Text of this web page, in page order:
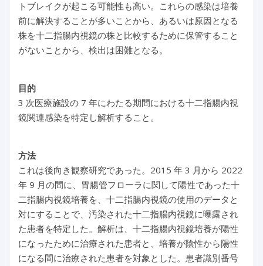
トブレイクが起こる可能性も高い。これらの感染は培養
前に解決することが多いことから、あるいは原因となる
株を十二指腸内視鏡の株と比較するために保管すること
がないことから、検出は困難となる。
目的
3 次医療施設の 7 年にわたる期間における十二指腸内視
鏡関連感染を特定し解析すること。
方法
これは後向き観察研究であった。2015 年 3 月から 2022
年 9 月の間に、胃腸管フローラに関して陽性であった十
二指腸内視鏡培養を、十二指腸内視鏡の使用のデータと
対にすることで、汚染された十二指腸内視鏡に曝露され
た患者を特定した。解析は、十二指腸内視鏡培養が陽性
になったために治療された患者と、培養が陰性から陽性
になる間に治療された患者を対象とした。患者識別番号